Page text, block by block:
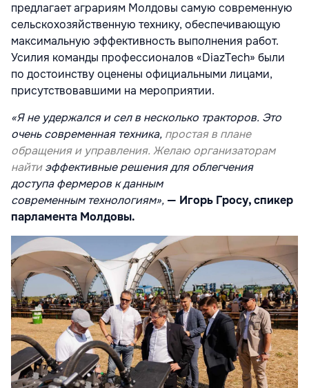
предлагает аграриям Молдовы самую современную
сельскохозяйственную технику, обеспечивающую
максимальную эффективность выполнения работ.
Усилия команды профессионалов «DiazTech» были
по достоинству оценены официальными лицами,
присутствовавшими на мероприятии.
«Я не удержался и сел в несколько тракторов. Это
очень современная техника, простая в плане
обращения и управления. Желаю организаторам
найтиэффективные решения для облегчения
доступа фермеров к данным
современным технологиям», — Игорь Гросу, спикер
парламента Молдовы.